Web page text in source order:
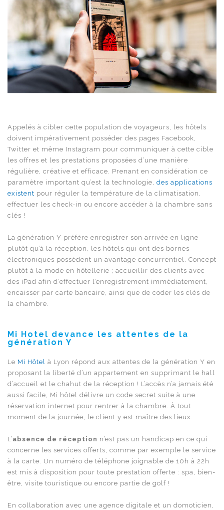
Appelés à cibler cette population de voyageurs, les hôtels
doivent impérativement posséder des pages Facebook,
Twitter et même Instagram pour communiquer à cette cible
les offres et les prestations proposées d’une manière
régulière, créative et efficace. Prenant en considération ce
paramètre important qu’est la technologie, des applications
existent pour réguler la température de la climatisation,
effectuer les check-in ou encore accéder à la chambre sans
clés !
La génération Y préfère enregistrer son arrivée en ligne
plutôt qu’à la réception, les hôtels qui ont des bornes
électroniques possèdent un avantage concurrentiel. Concept
plutôt à la mode en hôtellerie ; accueillir des clients avec
des iPad afin d’effectuer l’enregistrement immédiatement,
encaisser par carte bancaire, ainsi que de coder les clés de
la chambre.
Mi Hotel devance les attentes de la
génération Y
Le Mi Hôtel à Lyon répond aux attentes de la génération Y en
proposant la liberté d’un appartement en supprimant le hall
d’accueil et le chahut de la réception ! L’accès n’a jamais été
aussi facile, Mi hôtel délivre un code secret suite à une
réservation internet pour rentrer à la chambre. À tout
moment de la journée, le client y est maître des lieux.
L’ absence de réception n’est pas un handicap en ce qui
concerne les services offerts, comme par exemple le service
à la carte. Un numéro de téléphone joignable de 10h à 22h
est mis à disposition pour toute prestation offerte : spa, bien-
être, visite touristique ou encore partie de golf !
En collaboration avec une agence digitale et un domoticien,